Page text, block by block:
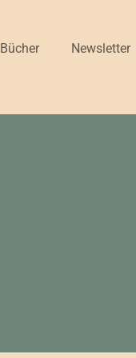
Bücher Newsletter